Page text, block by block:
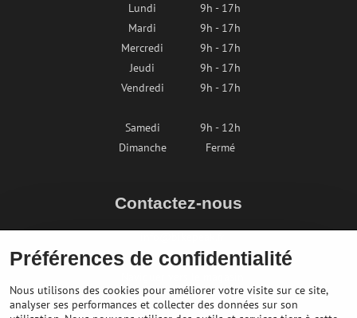
Lundi
9h - 17h
Mardi
9h - 17h
Mercredi
9h - 17h
Jeudi
9h - 17h
Vendredi
9h - 17h
Samedi
9h - 12h
Dimanche
Fermé
Contactez-nous
+436764858804
Préférences de confidentialité
Nous utilisons des cookies pour améliorer votre visite sur ce site,
analyser ses performances et collecter des données sur son